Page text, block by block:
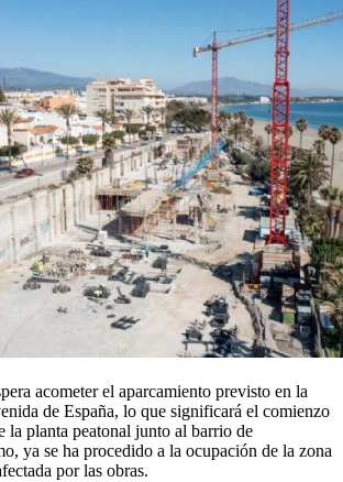
acometer el aparcamiento previsto en la
de España, lo que significará el comienzo
la planta peatonal junto al barrio de
ya se ha procedido a la ocupación de la zona
por las obras.